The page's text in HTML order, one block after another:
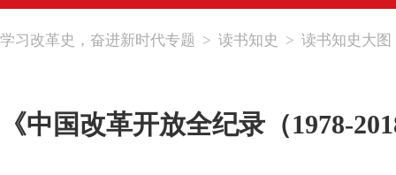
学习改革史，奋进新时代专题 > 读书知史 > 读书知史大图
《中国改革开放全纪录（1978-